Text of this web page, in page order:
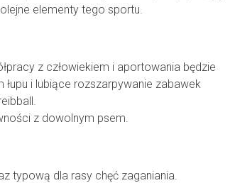
elementy tego sportu.
z człowiekiem i aportowania będzie
i lubiące rozszarpywanie zabawek
z dowolnym psem.
typową dla rasy chęć zaganiania.